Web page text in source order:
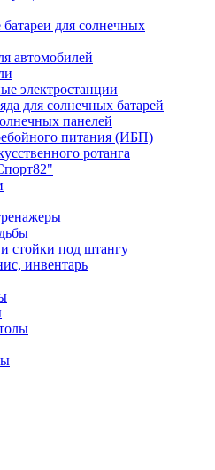
для солнечных
автомобилей
электростанции
для солнечных батарей
панелей
питания (ИБП)
ротанга
стойки под штангу
инвентарь